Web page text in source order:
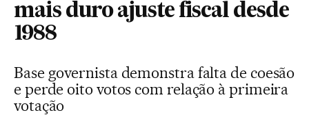
mais duro ajuste fiscal desde
1988
Base governista demonstra falta de coesão
e perde oito votos com relação à primeira
votação